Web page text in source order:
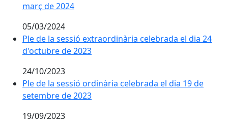
març de 2024
05/03/2024
Ple de la sessió extraordinària celebrada el dia 24
d'octubre de 2023
24/10/2023
Ple de la sessió ordinària celebrada el dia 19 de
setembre de 2023
19/09/2023